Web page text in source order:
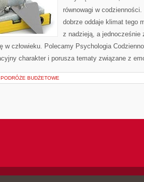
równowagi w
dobrze oddaje klimat tego
z nadzieją, a jednocześnie
w człowieku. Polecamy Psychologia
charakter i porusza tematy związane z
PODRÓŻE BUDŻETOWE